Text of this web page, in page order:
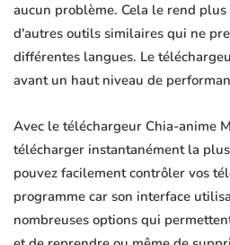
aucun problème. Cela le rend
d'autres outils similaires qui ne
différentes langues. Le
avant un haut niveau de
Avec le téléchargeur Chia-anime
télécharger instantanément la
pouvez facilement contrôler vos
programme car son interface
nombreuses options qui